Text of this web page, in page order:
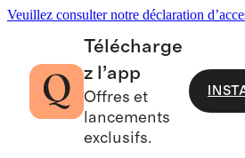
Veuillez consulter notre déclaration
Télécharge
z l’app
Offres et
lancements
exclusifs.